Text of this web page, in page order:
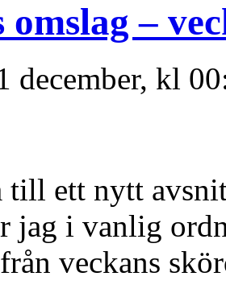
omslag –
december, kl
ett nytt
jag i vanlig
veckans